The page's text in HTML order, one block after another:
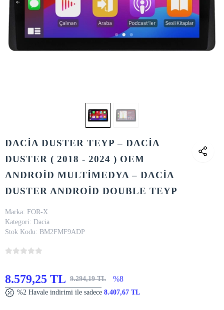
DACİA DUSTER TEYP – DACİA
DUSTER ( 2018 - 2024 ) OEM
ANDROİD MULTİMEDYA – DACİA
DUSTER ANDROİD DOUBLE TEYP
Marka: FOR-X
Kategori: Dacia
Stok Kodu: BM2FMF9ADP
8.579,25 TL 9.294,19 TL %8
%2 Havale indirimi ile sadece 8.407,67 TL